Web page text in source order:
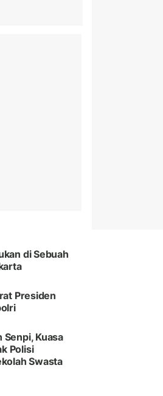
di Sebuah
Presiden
Senpi, Kuasa
Polisi
Swasta